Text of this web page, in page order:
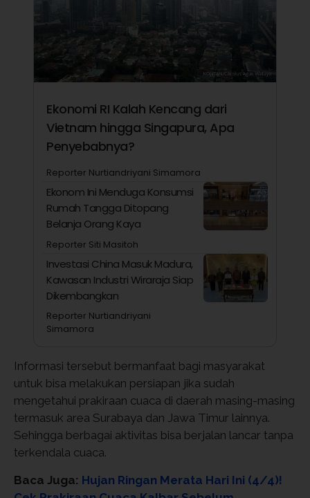
Ekonomi RI Kalah Kencang dari
Vietnam hingga Singapura, Apa
Penyebabnya?
Reporter Nurtiandriyani Simamora
Ekonom Ini Menduga Konsumsi
Rumah Tangga Ditopang
Belanja Orang Kaya
Reporter Siti Masitoh
Investasi China Masuk Madura,
Kawasan Industri Wiraraja Siap
Dikembangkan
Reporter Nurtiandriyani
Simamora
Informasi tersebut bermanfaat bagi masyarakat
untuk bisa melakukan persiapan jika sudah
mengetahui prakiraan cuaca di daerah masing-masing
termasuk area Surabaya dan Jawa Timur lainnya.
Sehingga berbagai aktivitas bisa berjalan lancar tanpa
terkendala cuaca.
Baca Juga: Hujan Ringan Merata Hari Ini (4/4)!